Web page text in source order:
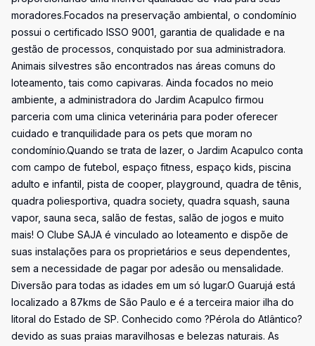
moradores.Focados na preservação ambiental, o condomínio
possui o certificado ISSO 9001, garantia de qualidade e na
gestão de processos, conquistado por sua administradora.
Animais silvestres são encontrados nas áreas comuns do
loteamento, tais como capivaras. Ainda focados no meio
ambiente, a administradora do Jardim Acapulco firmou
parceria com uma clinica veterinária para poder oferecer
cuidado e tranquilidade para os pets que moram no
condomínio.Quando se trata de lazer, o Jardim Acapulco conta
com campo de futebol, espaço fitness, espaço kids, piscina
adulto e infantil, pista de cooper, playground, quadra de tênis,
quadra poliesportiva, quadra society, quadra squash, sauna
vapor, sauna seca, salão de festas, salão de jogos e muito
mais! O Clube SAJA é vinculado ao loteamento e dispõe de
suas instalações para os proprietários e seus dependentes,
sem a necessidade de pagar por adesão ou mensalidade.
Diversão para todas as idades em um só lugar.O Guarujá está
localizado a 87kms de São Paulo e é a terceira maior ilha do
litoral do Estado de SP. Conhecido como ?Pérola do Atlântico?
devido as suas praias maravilhosas e belezas naturais. As